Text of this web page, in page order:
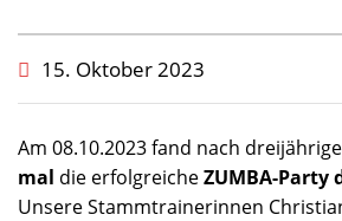
15. Oktober 2023
Am 08.10.2023 fand nach
mal die erfolgreicheZUMBA-Party
Unsere Stammtrainerinnen